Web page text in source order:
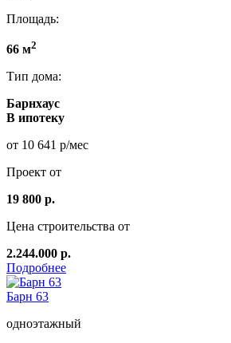
Площадь:
66 м2
Тип дома:
Барнхаус
В ипотеку
от 10 641 р/мес
Проект от
19 800 р.
Цена строительства от
2.244.000 р.
Подробнее
Барн 63
одноэтажный